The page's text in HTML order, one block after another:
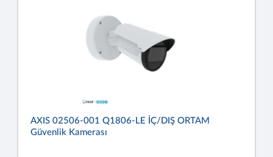
AXIS 02506-001 Q1806-LE İÇ/DIŞ ORTAM
Güvenlik Kamerası